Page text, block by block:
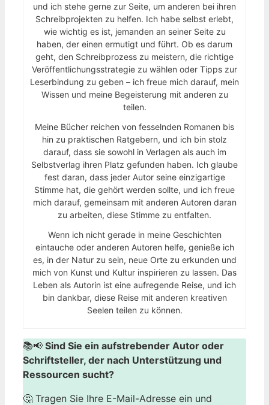
und ich stehe gerne zur Seite, um anderen bei ihren
Schreibprojekten zu helfen. Ich habe selbst erlebt,
wie wichtig es ist, jemanden an seiner Seite zu
haben, der einen ermutigt und führt. Ob es darum
geht, den Schreibprozess zu meistern, die richtige
Veröffentlichungsstrategie zu wählen oder Tipps zur
Leserbindung zu geben – ich freue mich darauf, mein
Wissen und meine Begeisterung mit anderen zu
teilen.
Meine Bücher reichen von fesselnden Romanen bis
hin zu praktischen Ratgebern, und ich bin stolz
darauf, dass sie sowohl in Verlagen als auch im
Selbstverlag ihren Platz gefunden haben. Ich glaube
fest daran, dass jeder Autor seine einzigartige
Stimme hat, die gehört werden sollte, und ich freue
mich darauf, gemeinsam mit anderen Autoren daran
zu arbeiten, diese Stimme zu entfalten.
Wenn ich nicht gerade in meine Geschichten
eintauche oder anderen Autoren helfe, genieße ich
es, in der Natur zu sein, neue Orte zu erkunden und
mich von Kunst und Kultur inspirieren zu lassen. Das
Leben als Autorin ist eine aufregende Reise, und ich
bin dankbar, diese Reise mit anderen kreativen
Seelen teilen zu können.
📚📢 Sind Sie ein aufstrebender Autor oder
Schriftsteller, der nach Unterstützung und
Ressourcen sucht?
🤔 Tragen Sie Ihre E-Mail-Adresse ein und